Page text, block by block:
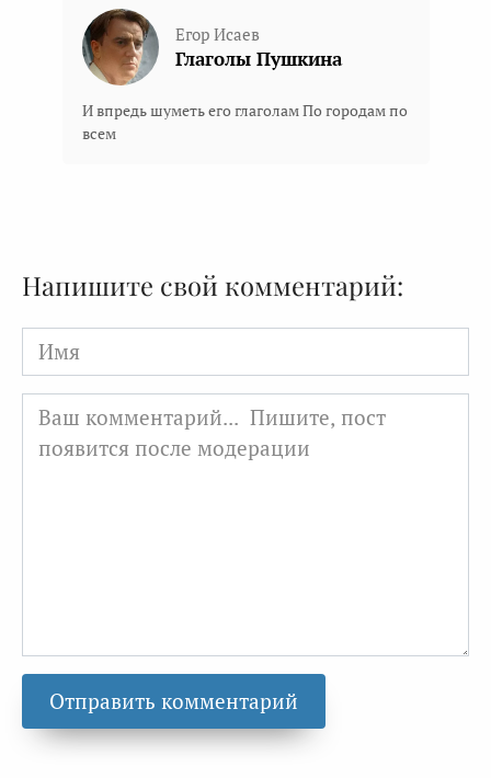
Егор Исаев
Глаголы Пушкина
И впредь шуметь его глаголам По городам по
всем
Напишите свой комментарий:
Имя